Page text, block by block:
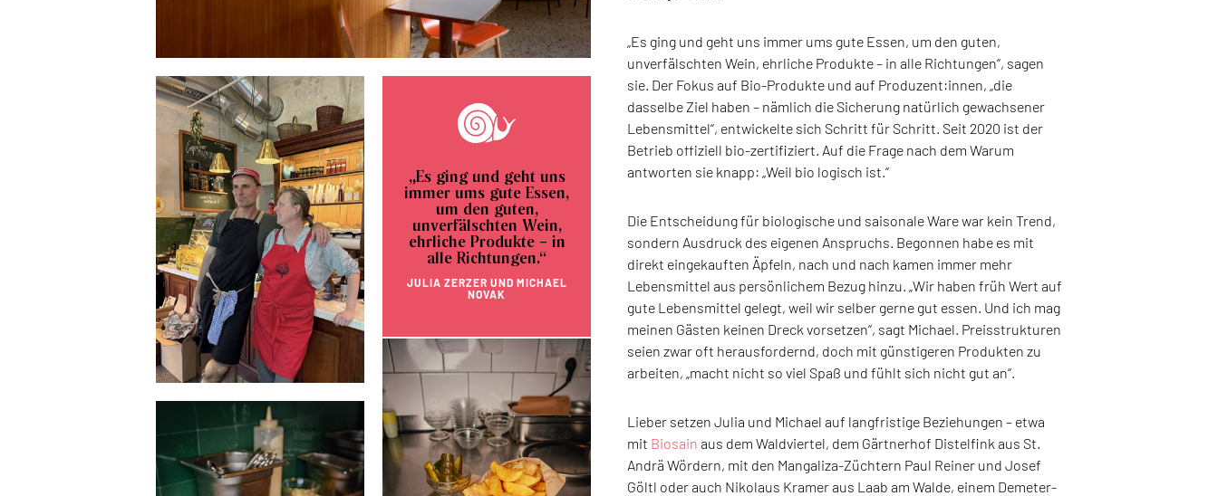
„Es ging und geht uns
immer ums gute Essen,
um den guten,
unverfälschten Wein,
ehrliche Produkte – in
alle Richtungen.“
JULIA ZERZER UND MICHAEL
NOVAK
„Es ging und geht uns immer ums gute Essen, um den guten,
unverfälschten Wein, ehrliche Produkte – in alle Richtungen“, sagen
sie. Der Fokus auf Bio-Produkte und auf Produzent:innen, „die
dasselbe Ziel haben – nämlich die Sicherung natürlich gewachsener
Lebensmittel“, entwickelte sich Schritt für Schritt. Seit 2020 ist der
Betrieb offiziell bio-zertifiziert. Auf die Frage nach dem Warum
antworten sie knapp: „Weil bio logisch ist.“
Die Entscheidung für biologische und saisonale Ware war kein Trend,
sondern Ausdruck des eigenen Anspruchs. Begonnen habe es mit
direkt eingekauften Äpfeln, nach und nach kamen immer mehr
Lebensmittel aus persönlichem Bezug hinzu. „Wir haben früh Wert auf
gute Lebensmittel gelegt, weil wir selber gerne gut essen. Und ich mag
meinen Gästen keinen Dreck vorsetzen“, sagt Michael. Preisstrukturen
seien zwar oft herausfordernd, doch mit günstigeren Produkten zu
arbeiten, „macht nicht so viel Spaß und fühlt sich nicht gut an“.
Lieber setzen Julia und Michael auf langfristige Beziehungen – etwa
mit Biosain aus dem Waldviertel, dem Gärtnerhof Distelfink aus St.
Andrä Wördern, mit den Mangaliza-Züchtern Paul Reiner und Josef
Göltl oder auch Nikolaus Kramer aus Laab am Walde, einem Demeter-